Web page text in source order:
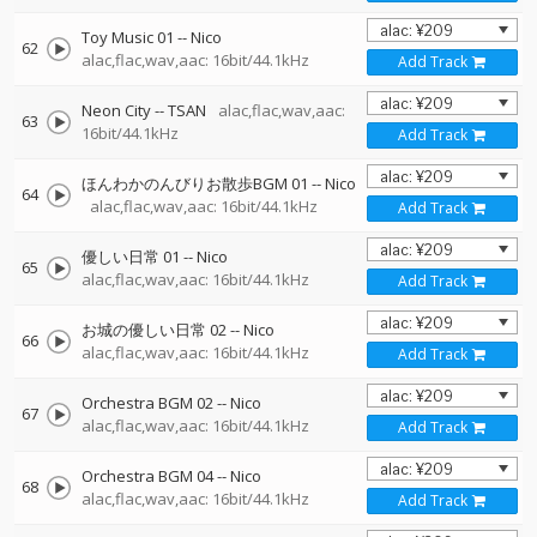
62 Toy Music 01 --Nico
alac,flac,wav,aac: 16bit/44.1kHz
Add Track
63 Neon City--TSAN
alac,flac,wav,aac:
16bit/44.1kHz
Add Track
64 ほんわかのんびりお散歩BGM 01 --Nico
alac,flac,wav,aac: 16bit/44.1kHz
Add Track
65 優しい日常 01 --Nico
alac,flac,wav,aac: 16bit/44.1kHz
Add Track
66 お城の優しい日常 02--Nico
alac,flac,wav,aac: 16bit/44.1kHz
Add Track
67 Orchestra BGM 02--Nico
alac,flac,wav,aac: 16bit/44.1kHz
Add Track
68 Orchestra BGM 04--Nico
alac,flac,wav,aac: 16bit/44.1kHz
Add Track